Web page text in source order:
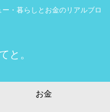
・暮らしとお金のリアルブロ
と。
お金